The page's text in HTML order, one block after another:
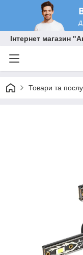
Інтернет магазин
Товари та